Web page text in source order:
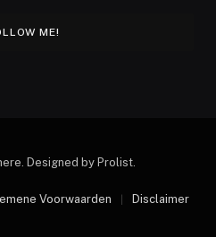
ME!
Designed by Prolist.
Voorwaarden Disclaimer